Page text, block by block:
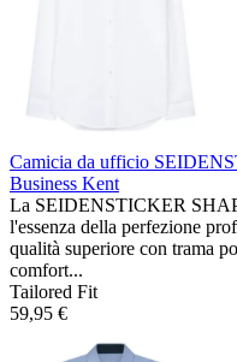
Camicia da ufficio
Business Kent
La SEIDENSTICKER
l'essenza della perfezione
qualità superiore con trama
comfort...
Tailored Fit
59,95 €